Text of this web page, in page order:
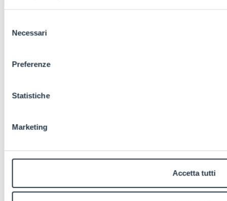
delNecessari
Preferenze
Statistiche
Marketing
Accetta tutti